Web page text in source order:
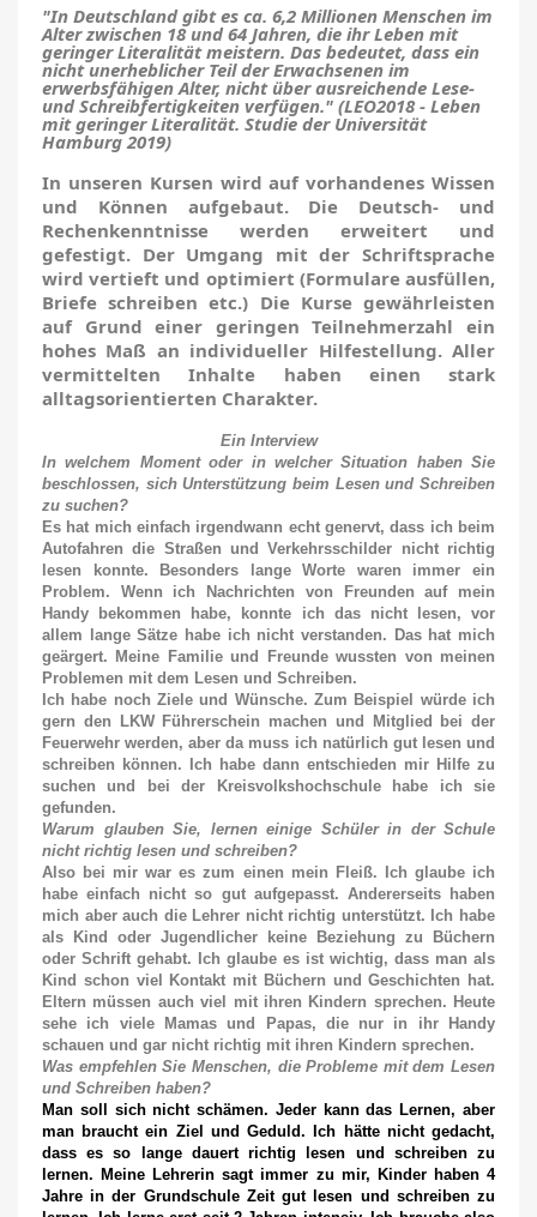
"In Deutschland gibt es ca. 6,2 Millionen Menschen im
Alter zwischen 18 und 64 Jahren, die ihr Leben mit
geringer Literalität meistern. Das bedeutet, dass ein
nicht unerheblicher Teil der Erwachsenen im
erwerbsfähigen Alter, nicht über ausreichende Lese-
und Schreibfertigkeiten verfügen." (LEO2018 - Leben
mit geringer Literalität. Studie der Universität
Hamburg 2019)
In unseren Kursen wird auf vorhandenes Wissen
und Können aufgebaut. Die Deutsch- und
Rechenkenntnisse werden erweitert und
gefestigt. Der Umgang mit der Schriftsprache
wird vertieft und optimiert (Formulare ausfüllen,
Briefe schreiben etc.) Die Kurse gewährleisten
auf Grund einer geringen Teilnehmerzahl ein
hohes Maß an individueller Hilfestellung. Aller
vermittelten Inhalte haben einen stark
alltagsorientierten Charakter.
Ein Interview
In welchem Moment oder in welcher Situation haben Sie
beschlossen, sich Unterstützung beim Lesen und Schreiben
zu suchen?
Es hat mich einfach irgendwann echt genervt, dass ich beim
Autofahren die Straßen und Verkehrsschilder nicht richtig
lesen konnte. Besonders lange Worte waren immer ein
Problem. Wenn ich Nachrichten von Freunden auf mein
Handy bekommen habe, konnte ich das nicht lesen, vor
allem lange Sätze habe ich nicht verstanden. Das hat mich
geärgert. Meine Familie und Freunde wussten von meinen
Problemen mit dem Lesen und Schreiben.
Ich habe noch Ziele und Wünsche. Zum Beispiel würde ich
gern den LKW Führerschein machen und Mitglied bei der
Feuerwehr werden, aber da muss ich natürlich gut lesen und
schreiben können. Ich habe dann entschieden mir Hilfe zu
suchen und bei der Kreisvolkshochschule habe ich sie
gefunden.
Warum glauben Sie, lernen einige Schüler in der Schule
nicht richtig lesen und schreiben?
Also bei mir war es zum einen mein Fleiß. Ich glaube ich
habe einfach nicht so gut aufgepasst. Andererseits haben
mich aber auch die Lehrer nicht richtig unterstützt. Ich habe
als Kind oder Jugendlicher keine Beziehung zu Büchern
oder Schrift gehabt. Ich glaube es ist wichtig, dass man als
Kind schon viel Kontakt mit Büchern und Geschichten hat.
Eltern müssen auch viel mit ihren Kindern sprechen. Heute
sehe ich viele Mamas und Papas, die nur in ihr Handy
schauen und gar nicht richtig mit ihren Kindern sprechen.
Was empfehlen Sie Menschen, die Probleme mit dem Lesen
und Schreiben haben?
Man soll sich nicht schämen. Jeder kann das Lernen, aber
man braucht ein Ziel und Geduld. Ich hätte nicht gedacht,
dass es so lange dauert richtig lesen und schreiben zu
lernen. Meine Lehrerin sagt immer zu mir, Kinder haben 4
Jahre in der Grundschule Zeit gut lesen und schreiben zu